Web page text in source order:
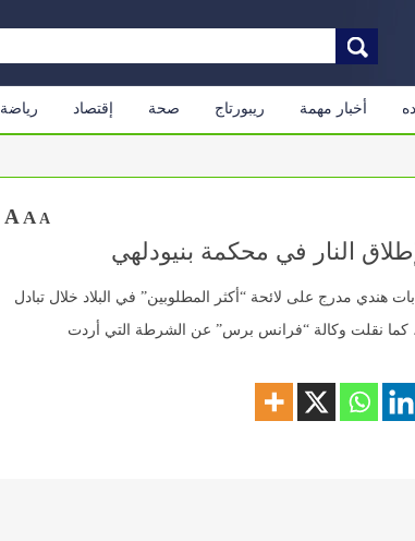
أخبار مهمة ريبورتاج صحة إقتصاد رياضة
A A A
النار في محكمة بنيودلهي
مدرج على لائحة “أكثر المطلوبين” في البلاد خلال تبادل
، كما نقلت وكالة “فرانس برس” عن الشرطة التي أردت